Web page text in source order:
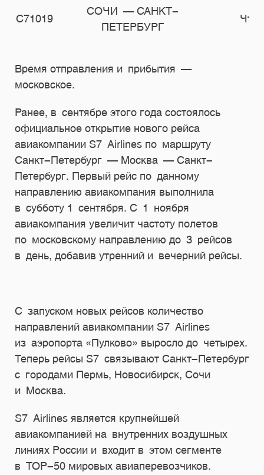
С71019
СОЧИ — САНКТ-
ПЕТЕРБУРГ
Чт.
Время отправления и прибытия —
московское.
Ранее, в сентябре этого года состоялось
официальное открытие нового рейса
авиакомпании S7 Airlines по маршруту
Санкт-Петербург — Москва — Санкт-
Петербург. Первый рейс по данному
направлению авиакомпания выполнила
в субботу 1 сентября. С 1 ноября
авиакомпания увеличит частоту полетов
по московскому направлению до 3 рейсов
в день, добавив утренний и вечерний рейсы.
С запуском новых рейсов количество
направлений авиакомпании S7 Airlines
из аэропорта «Пулково» выросло до четырех.
Теперь рейсы S7 связывают Санкт-Петербург
с городами Пермь, Новосибирск, Сочи
и Москва.
S7 Airlines является крупнейшей
авиакомпанией на внутренних воздушных
линиях России и входит в этом сегменте
в ТОР-50 мировых авиаперевозчиков.